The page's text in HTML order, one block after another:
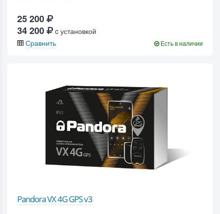
25 200
34 200
c установкой
Сравнить
Есть в наличии
Pandora VX 4G GPS v3